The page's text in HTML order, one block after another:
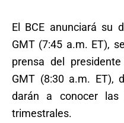
El BCE anunciará su
GMT (7:45 a.m. ET),
prensa del
GMT (8:30 a.m. ET),
darán a conocer las
trimestrales.